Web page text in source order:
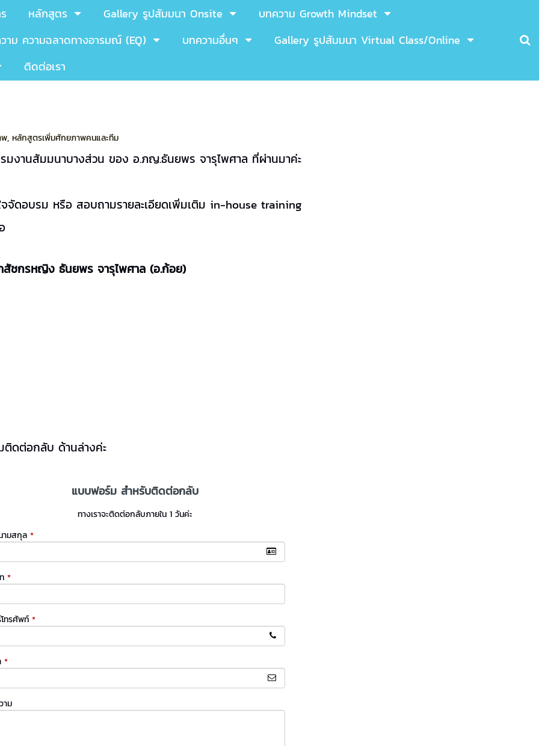
หลักสูตร Gallery รูปสัมมนา Onsite
บทความ Growth Mindset
าม ความฉลาดทางอารมณ์ (EQ) บทความอื่นๆ
Gallery รูปสัมมนา Virtual Class/Online
ติดต่อเรา
พ, หลักสูตรเพิ่มศักยภาพคนและทีม
มงานสัมมนาบางส่วน ของ อ.ภญ.ธันยพร จารุไพศาล ที่ผ่านมาค่ะ
จจัดอบรม หรือ สอบถามรายละเอียดเพิ่มเติม in-house training
สัชกรหญิง ธันยพร จารุไพศาล (อ.ก้อย)
ติดต่อกลับ ด้านล่างค่ะ
แบบฟอร์ม สำหรับติดต่อกลับ
ทางเราจะติดต่อกลับภายใน 1 วันค่ะ
มสกุล *
*
ทรศัพท์ *
*
าม